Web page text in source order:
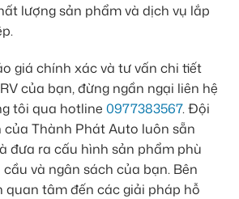
lượng sản phẩm và dịch vụ lắp
giá chính xác và tư vấn chi tiết
của bạn, đừng ngần ngại liên hệ
tôi qua hotline 0977383567. Đội
của Thành Phát Auto luôn sẵn
đưa ra cấu hình sản phẩm phù
và ngân sách của bạn. Bên
quan tâm đến các giải pháp hỗ